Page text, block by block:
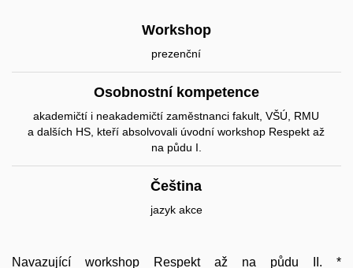
Workshop
prezenční
Osobnostní kompetence
akademičtí i neakademičtí zaměstnanci fakult, VŠÚ, RMU
a dalších HS, kteří absolvovali úvodní workshop Respekt až
na půdu I.
Čeština
jazyk akce
Navazující workshop Respekt až na půdu II. *